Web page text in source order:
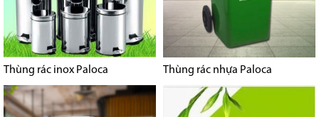
Thùng rác inox Paloca Thùng rác nhựa Paloca